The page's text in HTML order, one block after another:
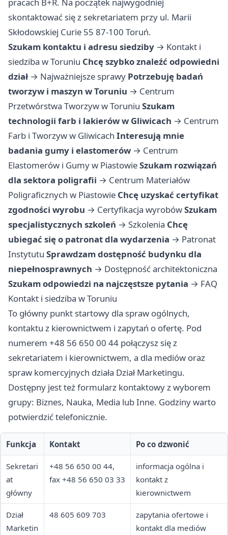
pracach B+R. Na początek najwygodniej
skontaktować się z sekretariatem przy ul. Marii
Skłodowskiej Curie 55 87-100 Toruń.
Szukam kontaktu i adresu siedziby → Kontakt i
siedziba w Toruniu Chcę szybko znaleźć odpowiedni
dział → Najważniejsze sprawy Potrzebuję badań
tworzyw i maszyn w Toruniu → Centrum
Przetwórstwa Tworzyw w Toruniu Szukam
technologii farb i lakierów w Gliwicach → Centrum
Farb i Tworzyw w Gliwicach Interesują mnie
badania gumy i elastomerów → Centrum
Elastomerów i Gumy w PiastowieSzukam rozwiązań
dla sektora poligrafii → Centrum Materiałów
Poligraficznych w Piastowie Chcę uzyskać certyfikat
zgodności wyrobu → Certyfikacja wyrobówSzukam
specjalistycznych szkoleń → Szkolenia Chcę
ubiegać się o patronat dla wydarzenia → Patronat
Instytutu Sprawdzam dostępność budynku dla
niepełnosprawnych → Dostępność architektoniczna
Szukam odpowiedzi na najczęstsze pytania → FAQ
Kontakt i siedziba w Toruniu
To główny punkt startowy dla spraw ogólnych,
kontaktu z kierownictwem i zapytań o ofertę. Pod
numerem +48 56 650 00 44 połączysz się z
sekretariatem i kierownictwem, a dla mediów oraz
spraw komercyjnych działa Dział Marketingu.
Dostępny jest też formularz kontaktowy z wyborem
grupy: Biznes, Nauka, Media lub Inne. Godziny warto
potwierdzić telefonicznie.
Funkcja Kontakt Po co dzwonić
Sekretari
at
główny
+48 56 650 00 44,
fax +48 56 650 03 33
informacja ogólna i
kontakt z
kierownictwem
Dział
Marketin
48 605 609 703
zapytania ofertowe i
kontakt dla mediów